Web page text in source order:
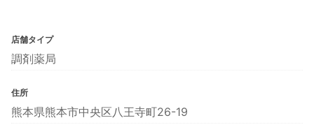
店舗タイプ
調剤薬局
住所
熊本県熊本市中央区八王寺町26-19